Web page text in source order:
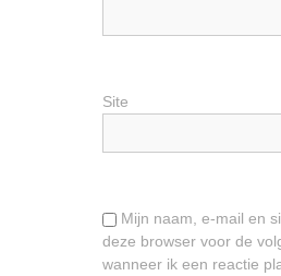
Site
Mijn naam, e-mail en
deze browser voor de
wanneer ik een reactie